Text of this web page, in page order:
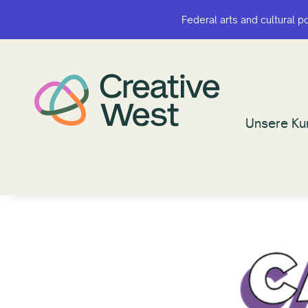
Federal arts and cultural
Unsere
Federal arts and cultural
Unsere